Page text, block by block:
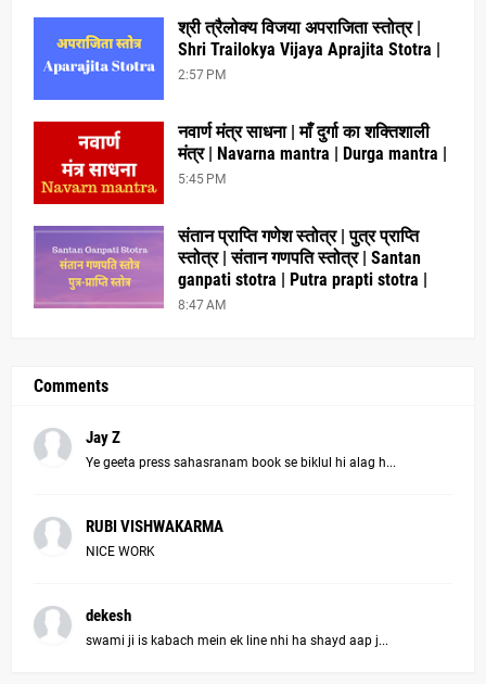
श्री त्रैलोक्य विजया अपराजिता स्तोत्र |
Shri Trailokya Vijaya Aprajita Stotra |
2:57 PM
नवार्ण मंत्र साधना | माँ दुर्गा का शक्तिशाली
मंत्र | Navarna mantra | Durga mantra |
5:45 PM
संतान प्राप्ति गणेश स्तोत्र | पुत्र प्राप्ति
स्तोत्र | संतान गणपति स्तोत्र | Santan
ganpati stotra | Putra prapti stotra |
8:47 AM
Comments
Jay Z
Ye geeta press sahasranam book se biklul hi alag h...
RUBI VISHWAKARMA
NICE WORK
dekesh
swami ji is kabach mein ek line nhi ha shayd aap j...